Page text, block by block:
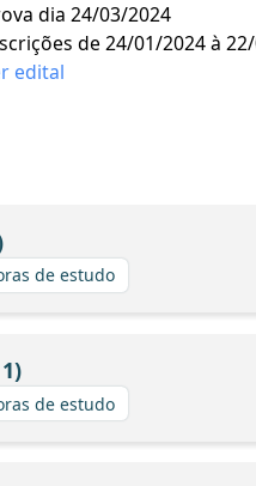
dia 24/03/2024
de 24/01/2024 à
edital
de estudo
de estudo